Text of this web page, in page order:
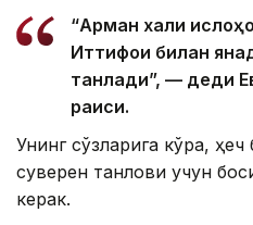
“Арман халқи
Иттифоқи билан
танлади”, — деди
раиси.
Унинг сўзларига кўра,
суверен танлови учун
керак.